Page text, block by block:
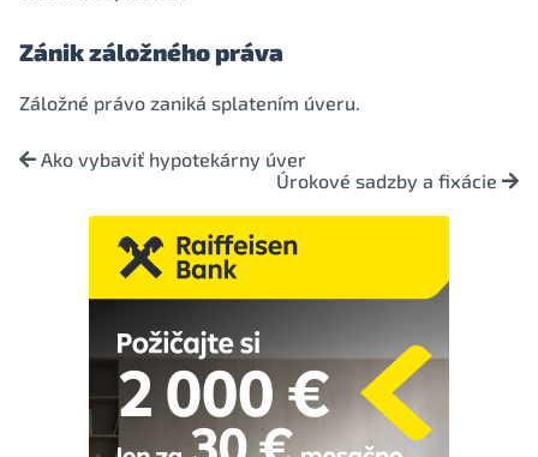
Zánik záložného práva
Záložné právo zaniká splatením úveru.
Ako vybaviť hypotekárny úver
Úrokové sadzby a fixácie